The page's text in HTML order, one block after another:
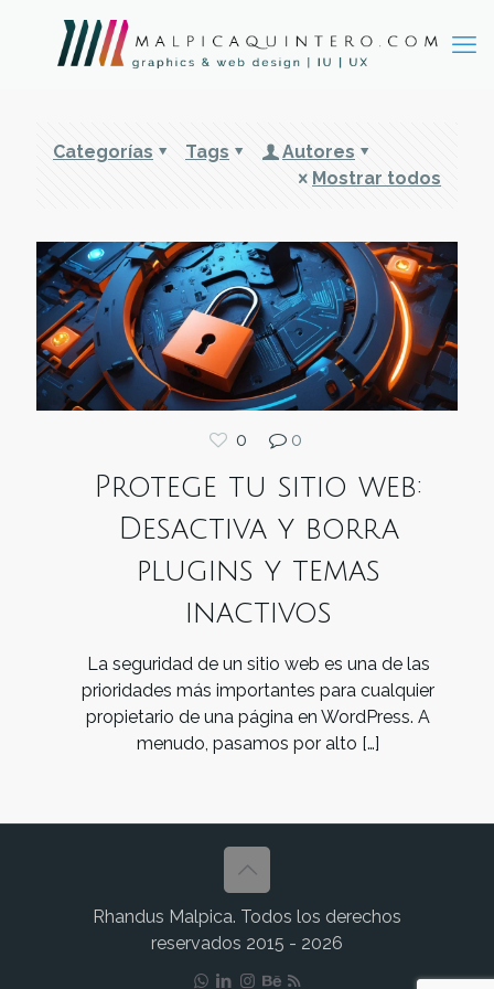
Categorías Tags
Autores
Mostrar todos
0 0
Protege tu sitio web:
Desactiva y borra
plugins y temas
inactivos
La seguridad de un sitio web es una de las
prioridades más importantes para cualquier
propietario de una página en WordPress. A
menudo, pasamos por alto […]
Rhandus Malpica. Todos los derechos
reservados 2015 - 2026